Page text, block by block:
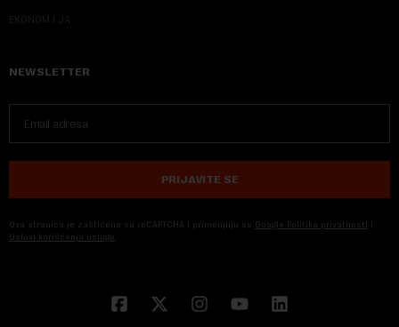
EKONOM I JA
NEWSLETTER
PRIJAVITE SE
Ova stranica je zaštićena sa reCAPTCHA i primenjuju se Google Politika privatnosti i
Uslovi korišćenja usluge